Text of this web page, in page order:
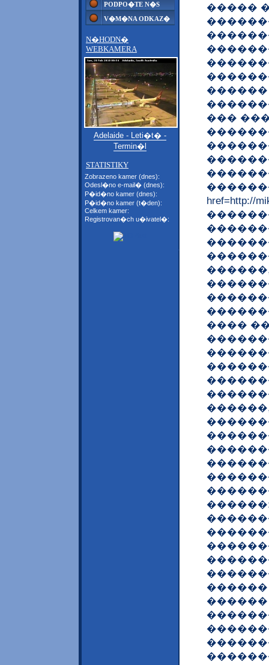
PODPO�TE N�S
V�M�NA ODKAZ�
N�HODN�
WEBKAMERA
Adelaide - Leti�t� -
Termin�l
STATISTIKY
Zobrazeno kamer (dnes):
Odesl�no e-mail� (dnes):
P�id�no kamer (dnes):
P�id�no kamer (t�den):
Celkem kamer:
Registrovan�ch u�ivatel�:
�����
���
href=http://
����